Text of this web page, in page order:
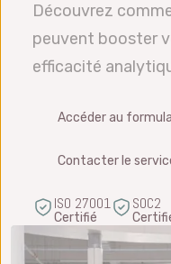
Découvrez
peuvent booster
efficacité
Accéder au
Contacter le
ISO 27001
Certifié
SOC2